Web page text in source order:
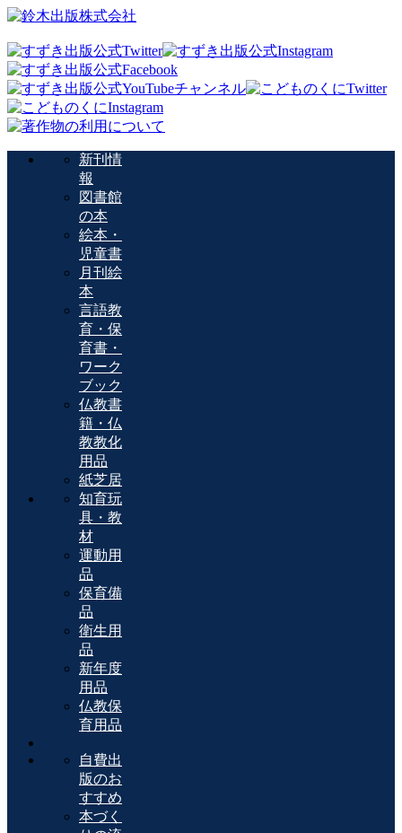
新刊情
報
図書館
の本
絵本・
児童書
月刊絵
本
言語教
育・保
育書・
ワーク
ブック
仏教書
籍・仏
教教化
用品
紙芝居
知育玩
具・教
材
運動用
品
保育備
品
衛生用
品
新年度
用品
仏教保
育用品
自費出
版のお
すすめ
本づく